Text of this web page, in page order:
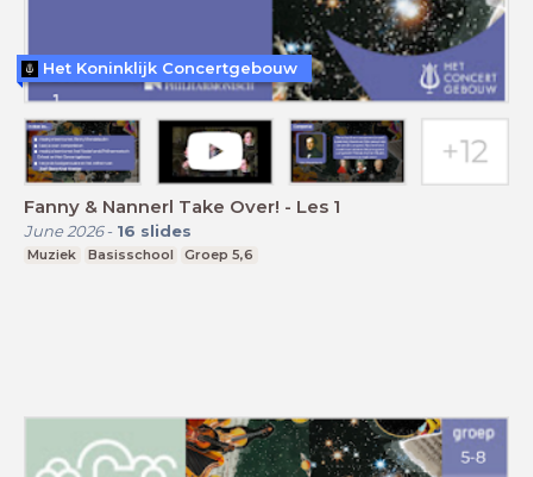
Fanny & Nannerl Take Over! - Les 1
June 2026- 16 slides
Muziek Basisschool Groep 5,6
Het Koninklijk Concertgebouw